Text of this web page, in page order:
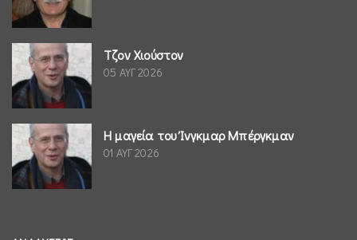
Τζον Χιούστον
05 ΑΥΓ 2026
Η μαγεία του Ίνγκμαρ Μπέργκμαν
01 ΑΥΓ 2026